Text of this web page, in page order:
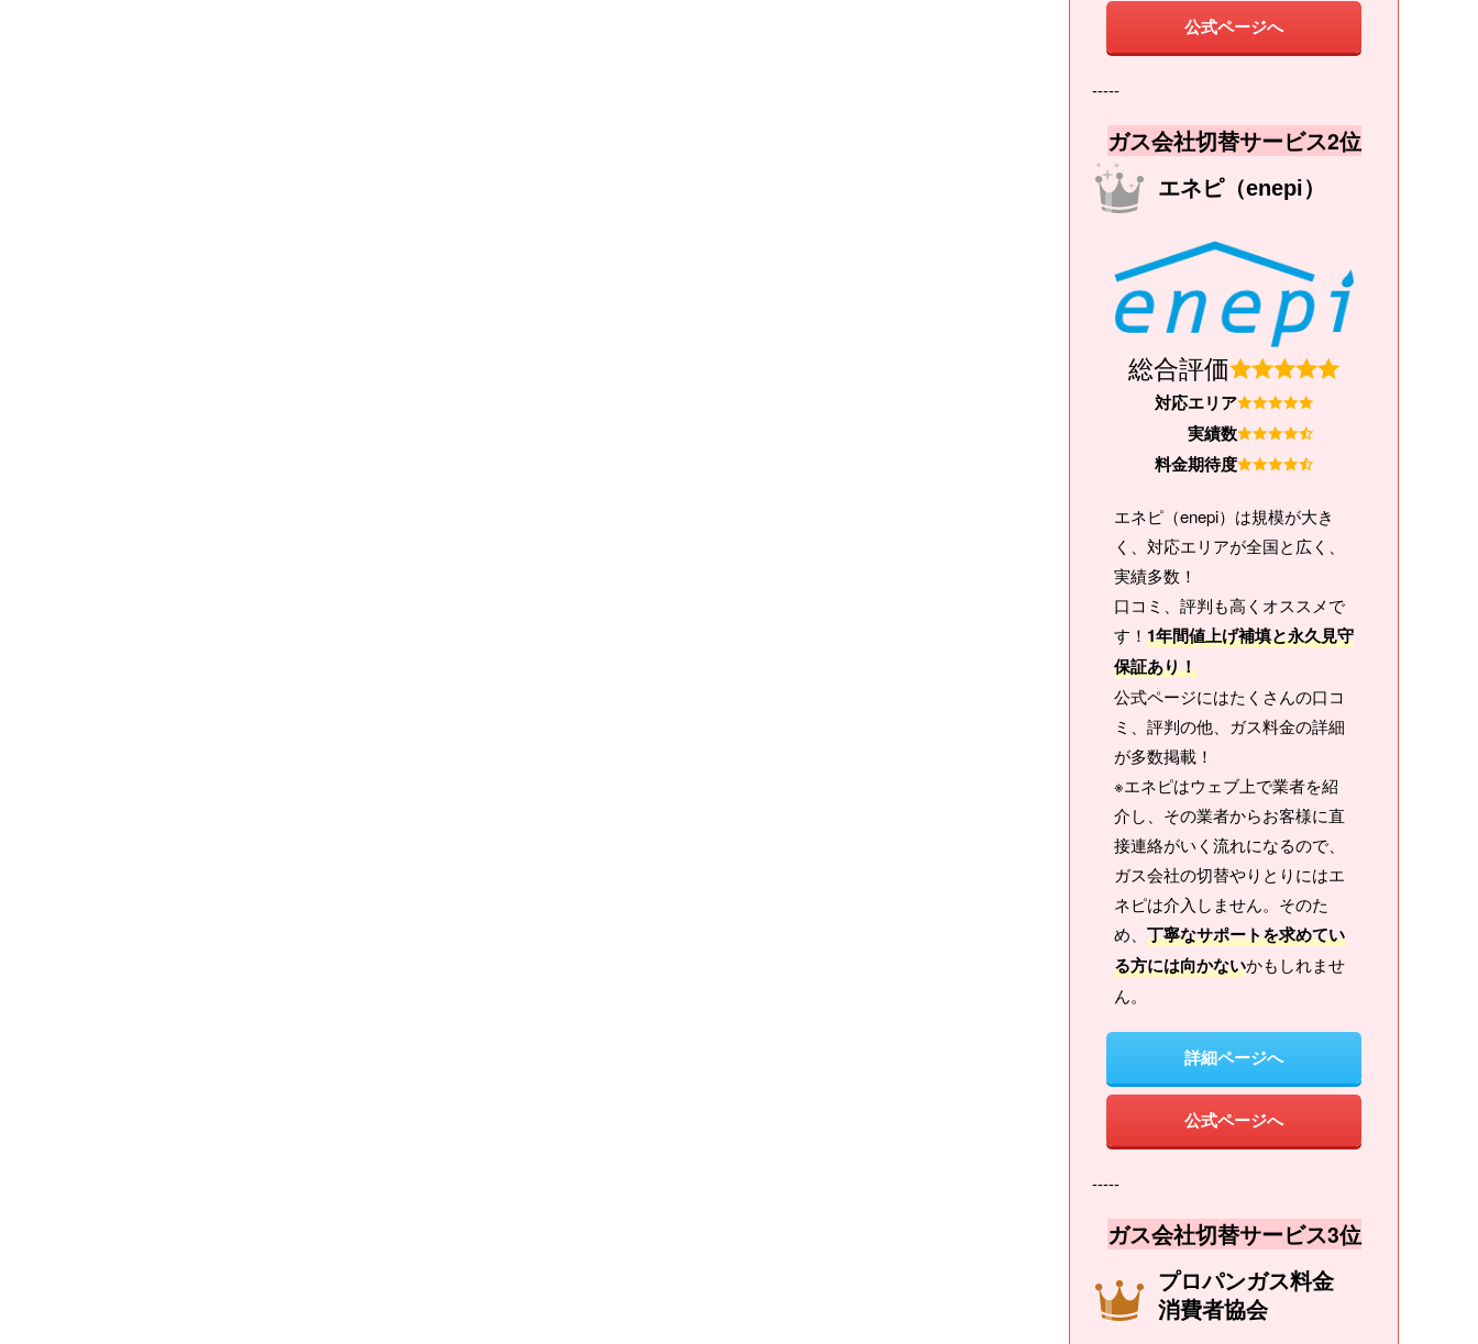
公式ページへ
-----
ガス会社切替サービス2位
エネピ（enepi）
総合評価
対応エリア
実績数
料金期待度
エネピ（enepi）は規模が大き
く、対応エリアが全国と広く、
実績多数！
口コミ、評判も高くオススメで
す！ 1年間値上げ補填と永久見守
保証あり！
公式ページにはたくさんの口コ
ミ、評判の他、ガス料金の詳細
が多数掲載！
※エネピはウェブ上で業者を紹
介し、その業者からお客様に直
接連絡がいく流れになるので、
ガス会社の切替やりとりにはエ
ネピは介入しません。そのた
め、 丁寧なサポートを求めてい
る方には向かないかもしれませ
ん。
詳細ページへ
公式ページへ
-----
ガス会社切替サービス3位
プロパンガス料金
消費者協会